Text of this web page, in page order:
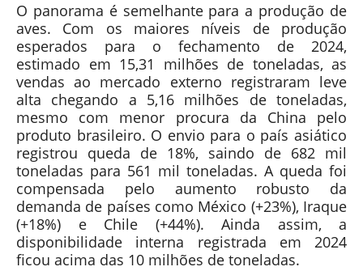
O panorama é semelhante para a produção de
aves. Com os maiores níveis de produção
esperados para o fechamento de 2024,
estimado em 15,31 milhões de toneladas, as
vendas ao mercado externo registraram leve
alta chegando a 5,16 milhões de toneladas,
mesmo com menor procura da China pelo
produto brasileiro. O envio para o país asiático
registrou queda de 18%, saindo de 682 mil
toneladas para 561 mil toneladas. A queda foi
compensada pelo aumento robusto da
demanda de países como México (+23%), Iraque
(+18%) e Chile (+44%). Ainda assim, a
disponibilidade interna registrada em 2024
ficou acima das 10 milhões de toneladas.